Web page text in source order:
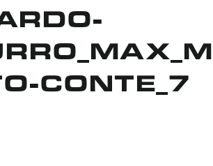
CONTE_7